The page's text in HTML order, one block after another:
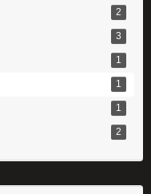
2
3
1
1
1
2